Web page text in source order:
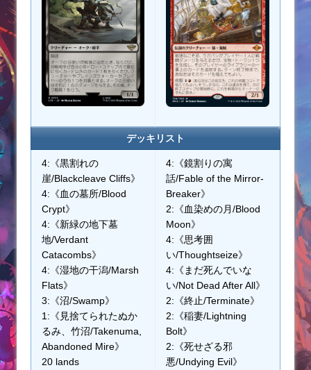
デッキリスト
4:《黒割れの
崖/Blackcleave Cliffs》
4:《血の墓所/Blood
Crypt》
4:《新緑の地下墓
地/Verdant
Catacombs》
4:《湿地の干潟/Marsh
Flats》
3:《沼/Swamp》
1:《見捨てられたぬか
るみ、竹沼/Takenuma,
Abandoned Mire》
20 lands
4:《鏡割りの寓
話/Fable of the Mirror-
Breaker》
2:《血染めの月/Blood
Moon》
4:《思考囲
い/Thoughtseize》
4:《まだ死んでいな
い/Not Dead After All》
2:《終止/Terminate》
2:《稲妻/Lightning
Bolt》
2:《死せざる邪
悪/Undying Evil》